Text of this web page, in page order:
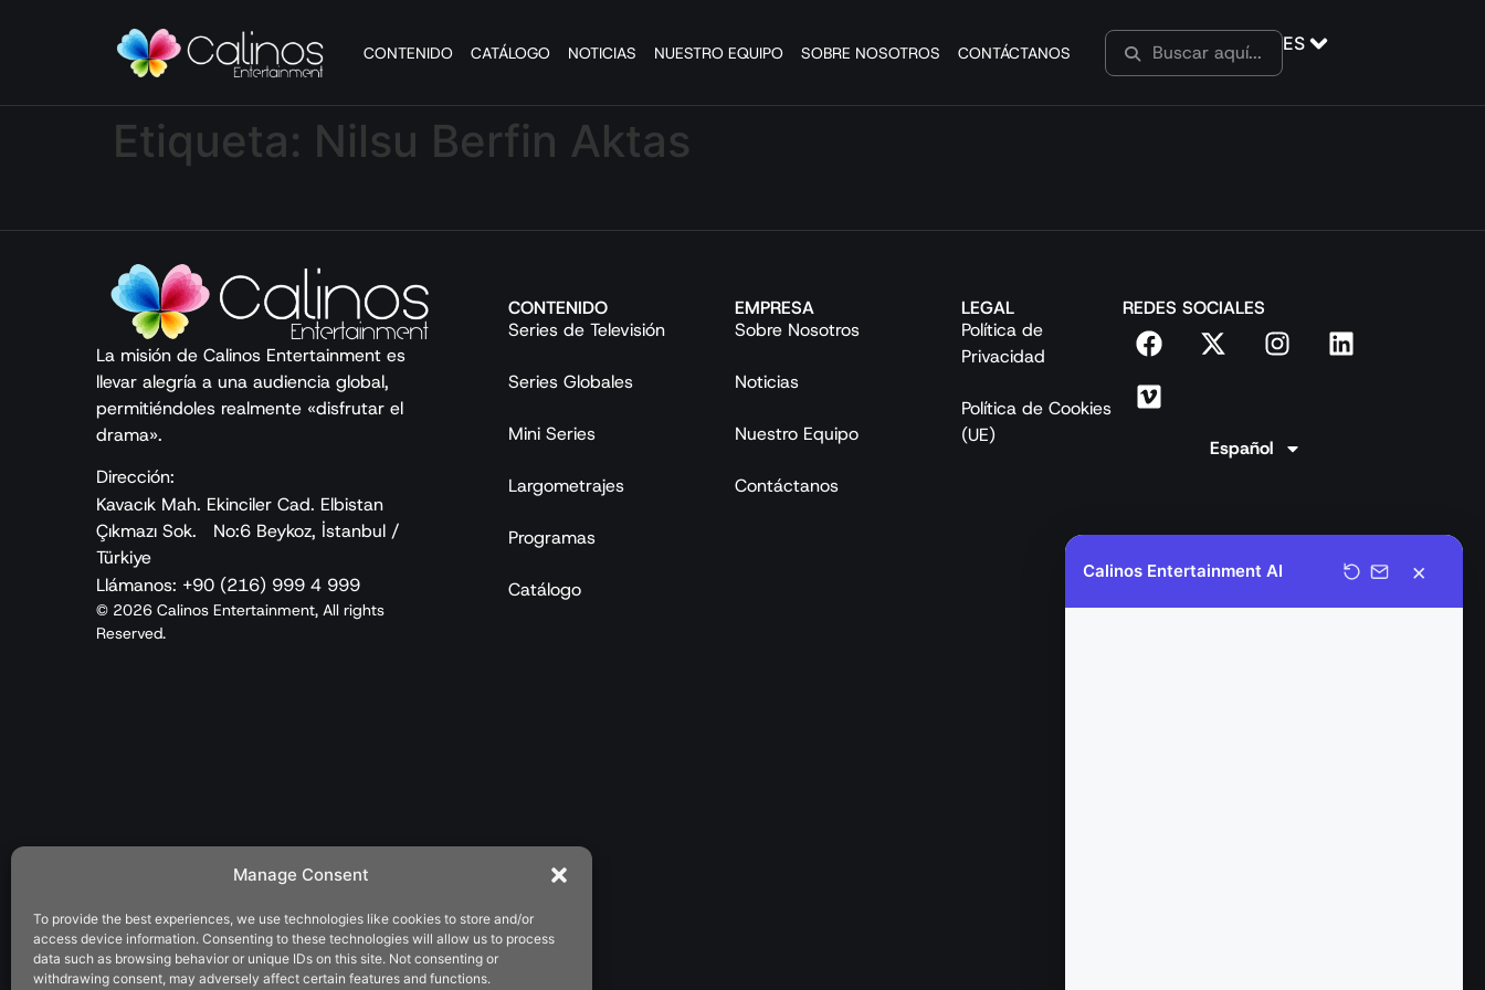
Manage Consent
To provide the best experiences, we use technologies like cookies to store and/or
access device information. Consenting to these technologies will allow us to process
data such as browsing behavior or unique IDs on this site. Not consenting or
withdrawing consent, may adversely affect certain features and functions.
CONTENIDO CATÁLOGO NOTICIAS NUESTRO EQUIPO SOBRE NOSOTROS CONTÁCTANOS ES
Etiqueta: Nilsu Berfin Aktas
La misión de Calinos Entertainment es
llevar alegría a una audiencia global,
permitiéndoles realmente «disfrutar el
drama».
Dirección:
Kavacık Mah. Ekinciler Cad. Elbistan
Çıkmazı Sok. No:6 Beykoz, İstanbul /
Türkiye
Llámanos: +90 (216) 999 4 999
© 2026 Calinos Entertainment, All rights
Reserved.
CONTENIDO
Series de Televisión
Series Globales
Mini Series
Largometrajes
Programas
Catálogo
EMPRESA
Sobre Nosotros
Noticias
Nuestro Equipo
Contáctanos
LEGAL
Política de
Privacidad
Política de Cookies
(UE)
REDES SOCIALES
Español
Calinos Entertainment AI ×